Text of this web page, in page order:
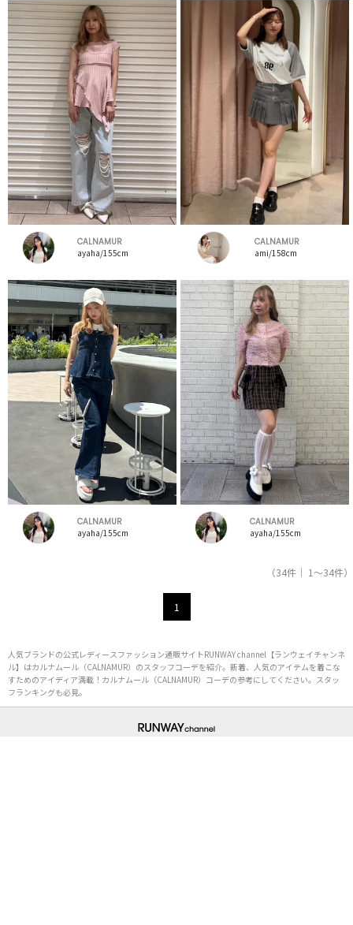
CALNAMUR
ayaha/155cm
CALNAMUR
ami/158cm
CALNAMUR
ayaha/155cm
CALNAMUR
ayaha/155cm
（34件｜ 1～34件）
1
人気ブランドの公式レディースファッション通販サイトRUNWAY channel【ランウェイチャンネ
ル】はカルナムール（CALNAMUR）のスタッフコーデを紹介。新着、人気のアイテムを着こな
すためのアイディア満載！カルナムール（CALNAMUR）コーデの参考にしてください。スタッ
フランキングも必見。